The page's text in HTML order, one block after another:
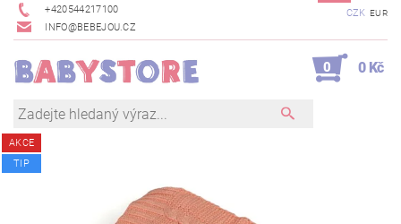
+420544217100
INFO@BEBEJOU.CZ
CZK EUR
0 0 Kč
AKCE
TIP